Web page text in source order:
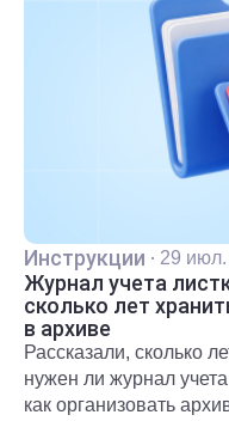
Инструкции · 29
Журнал учета
сколько лет
в архиве
Рассказали, сколько
нужен ли журнал
как организовать